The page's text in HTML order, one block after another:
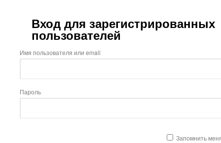
Вход для зарегистрированных
пользователей
Имя пользователя или email
Пароль
Запомнить